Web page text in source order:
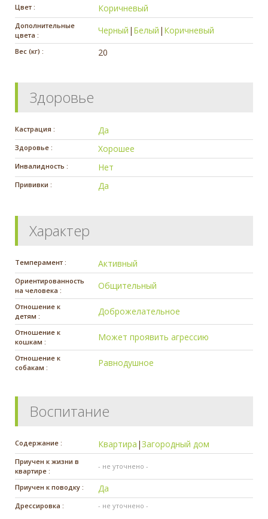
Цвет : Коричневый
Дополнительные
цвета :
Черный | Белый | Коричневый
Вес (кг) : 20
Здоровье
Кастрация : Да
Здоровье : Хорошее
Инвалидность : Нет
Прививки : Да
Характер
Темперамент : Активный
Ориентированность
на человека :
Общительный
Отношение к
детям :
Доброжелательное
Отношение к
кошкам :
Может проявить агрессию
Отношение к
собакам :
Равнодушное
Воспитание
Содержание : Квартира |Загородный дом
Приучен к жизни в
квартире :
- не уточнено -
Приучен к поводку : Да
Дрессировка : - не уточнено -